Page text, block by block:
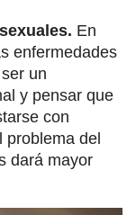
En
enfermedades
un
y pensar que
con
del
dará mayor